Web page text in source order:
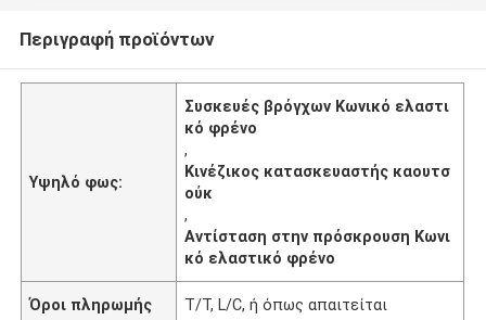
Περιγραφή προϊόντων
Υψηλό φως:
Συσκευές βρόγχων Κωνικό ελαστι
κό φρένο
,
Κινέζικος κατασκευαστής καουτσ
ούκ
,
Αντίσταση στην πρόσκρουση Κωνι
κό ελαστικό φρένο
Όροι πληρωμής T/T, L/C, ή όπως απαιτείται